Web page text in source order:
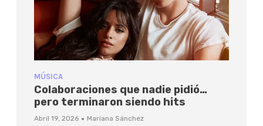
MÚSICA
Colaboraciones que nadie pidió…
pero terminaron siendo hits
Abril 19, 2026 · Mariana Sánchez